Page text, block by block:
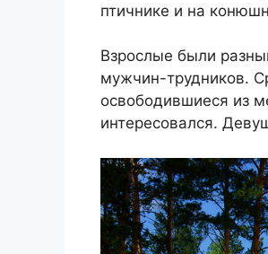
птичнике и на
Взрослые были
мужчин-трудников.
освободившиеся из
интересовался.